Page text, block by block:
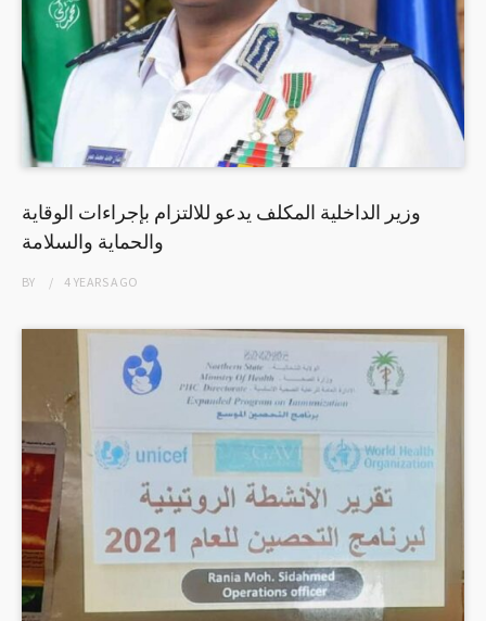
وزير الداخلية المكلف يدعو للالتزام بإجراءات الوقاية
والحماية والسلامة
BY 4 YEARSAGO